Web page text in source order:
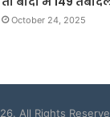
October 24, 2025
All Rights